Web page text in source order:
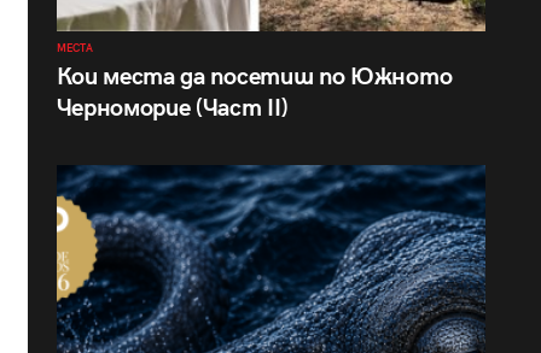
МЕСТА
Кои места да посетиш по Южното
Черноморие (Част II)